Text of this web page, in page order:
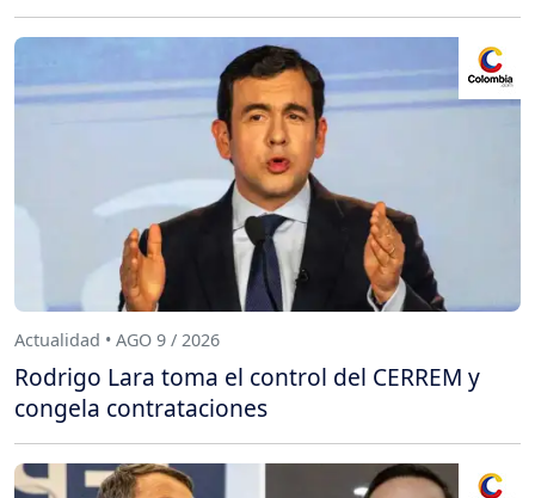
Actualidad • AGO 9 / 2026
Rodrigo Lara toma el control del CERREM y
congela contrataciones